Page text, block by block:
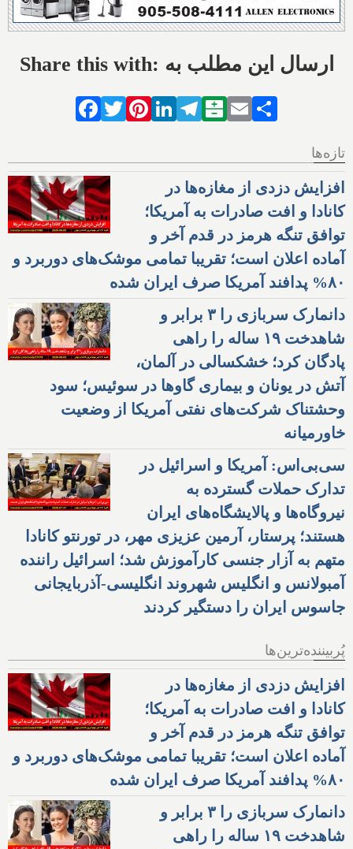
Share this with: ارسال این مطلب به
Facebook
TwitterPinterestLinkedIn
Telegram
Balatarin
Email
تازه‌ها
افزایش دزدی از مغازه‌ها در
کانادا و افت صادرات به آمریکا؛
توافق تنگه هرمز در قدم آخر و
آماده اعلان است؛ تقریبا تمامی موشک‌های دوربرد و
۸۰% پدافند آمریکا صرف ایران شده
دانمارک سربازی را ۳ برابر و
شاهدخت ۱۹ ساله را راهی
پادگان کرد؛ خشکسالی در آلمان،
آتش در یونان و بیماری گاوها در سوئیس؛ سود
وحشتناک شرکت‌های نفتی آمریکا از وضعیت
خاورمیانه
سی‌بی‌اس: آمریکا و اسرائیل در
تدارک حملات گسترده به
نیروگاه‌ها و پالایشگاه‌های ایران
هستند؛ پرستار، آرمین عزیزی مهر، در تورنتو کانادا
متهم به آزار جنسی کارآموزش شد؛ اسرائیل راننده
آمبولانس و انگلیس شهروند انگلیسی-آذربایجانی
جاسوس ایران را دستگیر کردند
پُربیننده‌ترین‌ها
افزایش دزدی از مغازه‌ها در
کانادا و افت صادرات به آمریکا؛
توافق تنگه هرمز در قدم آخر و
آماده اعلان است؛ تقریبا تمامی موشک‌های دوربرد و
۸۰% پدافند آمریکا صرف ایران شده
دانمارک سربازی را ۳ برابر و
شاهدخت ۱۹ ساله را راهی